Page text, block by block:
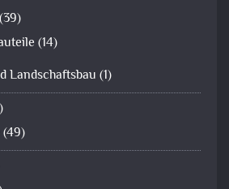
(39)
(14)
Landschaftsbau (1)
(49)